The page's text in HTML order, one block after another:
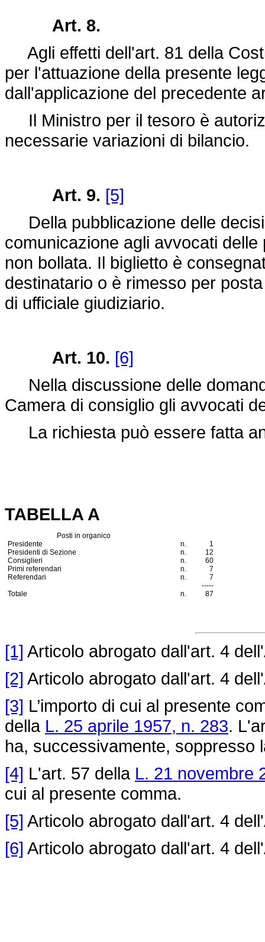
Art. 8.
Agli effetti dell'art. 81 della
per l'attuazione della presente
dall'applicazione del precedente
Il Ministro per il tesoro è
necessarie variazioni di bilancio.
Art. 9. [5]
Della pubblicazione delle
comunicazione agli avvocati
non bollata. Il biglietto è
destinatario o è rimesso per
di ufficiale giudiziario.
Art. 10. [6]
Nella discussione delle
Camera di consiglio gli avvocati
La richiesta può essere fatta
TABELLA A
Posti in organico
Presidente
n.
1
Presidenti di Sezione
n.
12
Consiglieri
n.
60
Primi referendari
n.
7
Referendari
n.
7
-----
Totale
n. 87
[1] Articolo abrogato dall'art. 4
[2] Articolo abrogato dall'art. 4
[3] L’importo di cui al presente
della L. 25 aprile 1957, n. 283.
ha, successivamente, soppresso
[4] L'art. 57 della L. 21 novembre
cui al presente comma.
[5] Articolo abrogato dall'art. 4
[6] Articolo abrogato dall'art. 4